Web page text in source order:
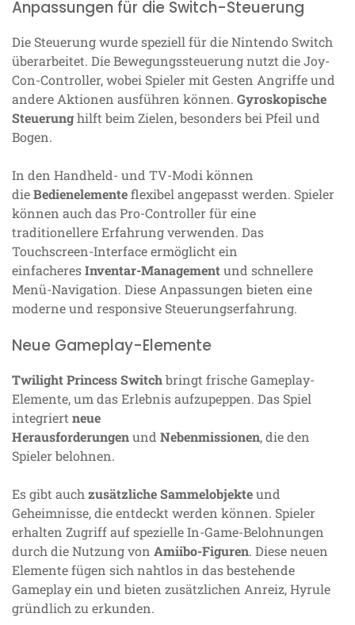
Anpassungen für die Switch-Steuerung
Die Steuerung wurde speziell für die Nintendo Switch
überarbeitet. Die Bewegungssteuerung nutzt die Joy-
Con-Controller, wobei Spieler mit Gesten Angriffe und
andere Aktionen ausführen können. Gyroskopische
Steuerunghilft beim Zielen, besonders bei Pfeil und
Bogen.
In den Handheld- und TV-Modi können
dieBedienelementeflexibel angepasst werden. Spieler
können auch das Pro-Controller für eine
traditionellere Erfahrung verwenden. Das
Touchscreen-Interface ermöglicht ein
einfacheresInventar-Managementund schnellere
Menü-Navigation. Diese Anpassungen bieten eine
moderne und responsive Steuerungserfahrung.
Neue Gameplay-Elemente
Twilight Princess Switchbringt frische Gameplay-
Elemente, um das Erlebnis aufzupeppen. Das Spiel
integriert neue
Herausforderungenund Nebenmissionen, die den
Spieler belohnen.
Es gibt auch zusätzliche Sammelobjekteund
Geheimnisse, die entdeckt werden können. Spieler
erhalten Zugriff auf spezielle In-Game-Belohnungen
durch die Nutzung von Amiibo-Figuren. Diese neuen
Elemente fügen sich nahtlos in das bestehende
Gameplay ein und bieten zusätzlichen Anreiz, Hyrule
gründlich zu erkunden.